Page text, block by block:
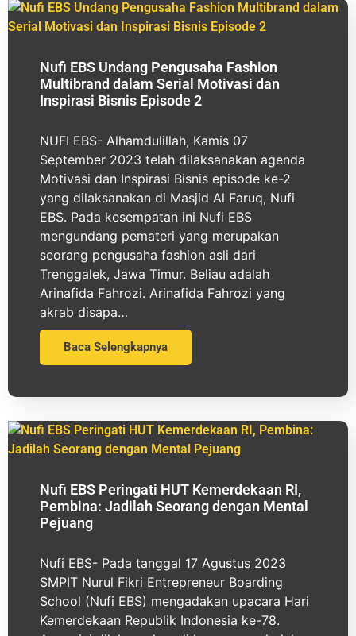
Nufi EBS Undang Pengusaha Fashion
Multibrand dalam Serial Motivasi dan
Inspirasi Bisnis Episode 2
NUFI EBS- Alhamdulillah, Kamis 07
September 2023 telah dilaksanakan agenda
Motivasi dan Inspirasi Bisnis episode ke-2
yang dilaksanakan di Masjid Al Faruq, Nufi
EBS. Pada kesempatan ini Nufi EBS
mengundang pemateri yang merupakan
seorang pengusaha fashion asli dari
Trenggalek, Jawa Timur. Beliau adalah
Arinafida Fahrozi. Arinafida Fahrozi yang
akrab disapa…
Baca Selengkapnya
Nufi EBS Peringati HUT Kemerdekaan RI,
Pembina: Jadilah Seorang dengan Mental
Pejuang
Nufi EBS- Pada tanggal 17 Agustus 2023
SMPIT Nurul Fikri Entrepreneur Boarding
School (Nufi EBS) mengadakan upacara Hari
Kemerdekaan Republik Indonesia ke-78.